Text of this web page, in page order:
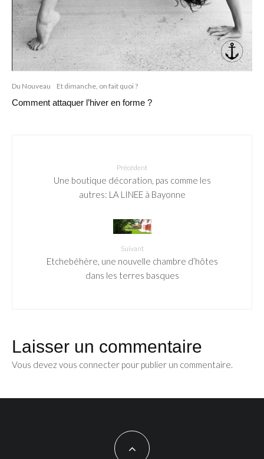
Du Nouveau Et dimanche, on fait quoi ?
Comment attaquer l’hiver en forme ?
Précédent
Une boutique décoration, pas comme les
autres: LA LINEE à Bayonne
Suivant
Etchebéhère, une nouvelle chambre d’hôtes
dans les terres basques
Laisser un commentaire
Vous devez vous connecter pour publier un commentaire.